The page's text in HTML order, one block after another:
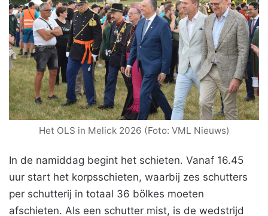
Het OLS in Melick 2026 (Foto: VML Nieuws)
In de namiddag begint het schieten. Vanaf 16.45
uur start het korpsschieten, waarbij zes schutters
per schutterij in totaal 36 bölkes moeten
afschieten. Als een schutter mist, is de wedstrijd